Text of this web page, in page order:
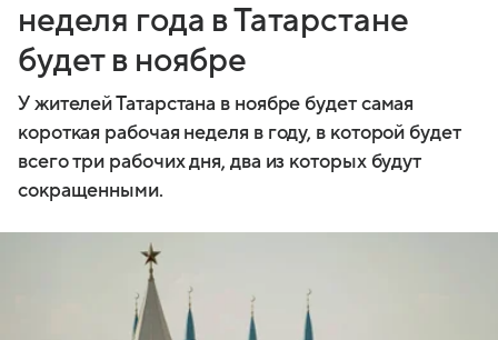
неделя года в Татарстане
будет в ноябре
У жителей Татарстана в ноябре будет самая
короткая рабочая неделя в году, в которой будет
всего три рабочих дня, два из которых будут
сокращенными.